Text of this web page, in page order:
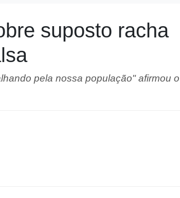
suposto racha
pela nossa população" afirmou o